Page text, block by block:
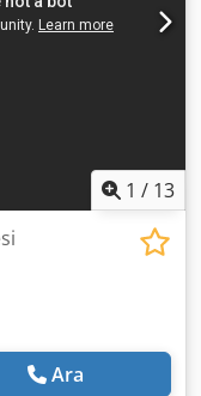
1 / 13
Ara